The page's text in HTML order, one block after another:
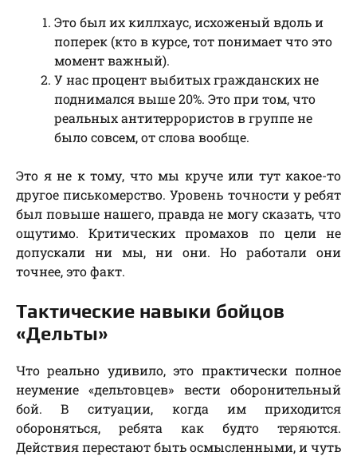
Это был их киллхаус, исхоженый вдоль и
поперек (кто в курсе, тот понимает что это
момент важный).
У нас процент выбитых гражданских не
поднимался выше 20%. Это при том, что
реальных антитеррористов в группе не
было совсем, от слова вообще.
Это я не к тому, что мы круче или тут какое-то
другое писькомерство. Уровень точности у ребят
был повыше нашего, правда не могу сказать, что
ощутимо. Критических промахов по цели не
допускали ни мы, ни они. Но работали они
точнее, это факт.
Тактические навыки бойцов
«Дельты»
Что реально удивило, это практически полное
неумение «дельтовцев» вести оборонительный
бой. В ситуации, когда им приходится
обороняться, ребята как будто теряются.
Действия перестают быть осмысленными, и чуть